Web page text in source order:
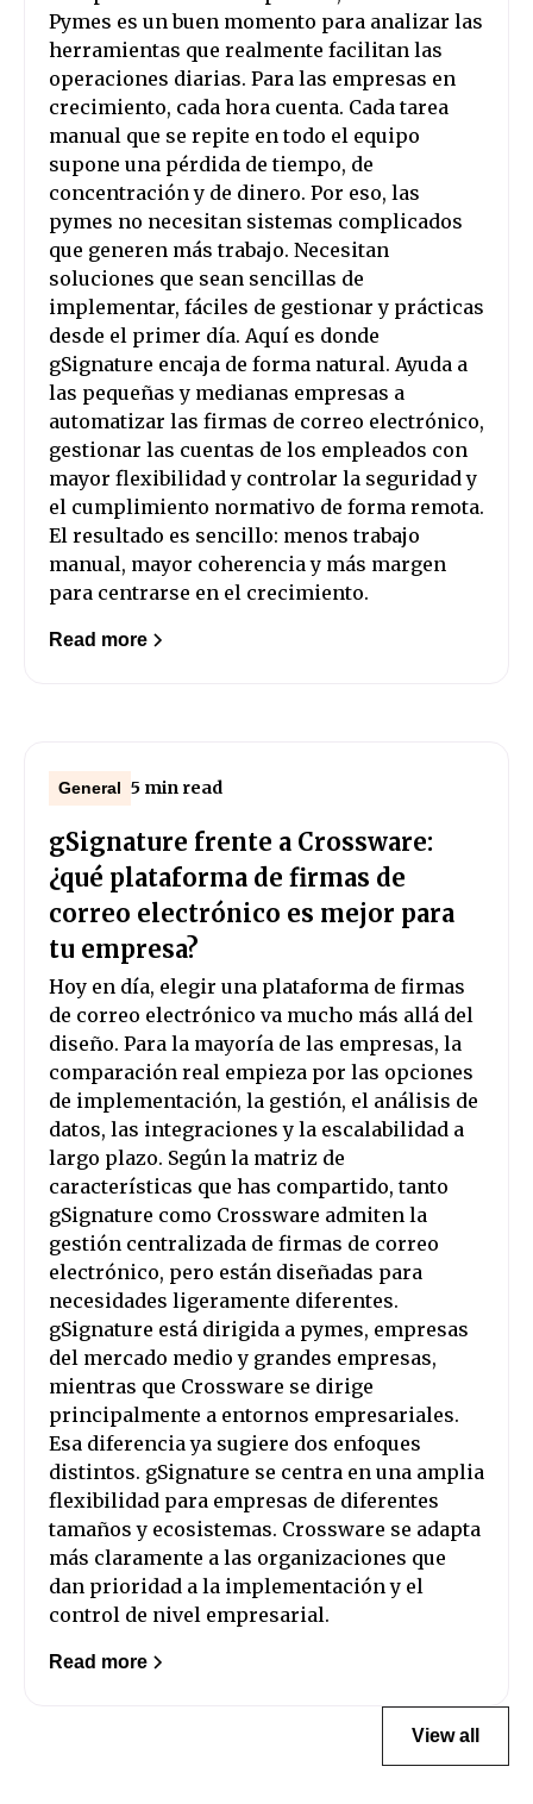
Pymes es un buen momento para analizar las
herramientas que realmente facilitan las
operaciones diarias. Para las empresas en
crecimiento, cada hora cuenta. Cada tarea
manual que se repite en todo el equipo
supone una pérdida de tiempo, de
concentración y de dinero. Por eso, las
pymes no necesitan sistemas complicados
que generen más trabajo. Necesitan
soluciones que sean sencillas de
implementar, fáciles de gestionar y prácticas
desde el primer día. Aquí es donde
gSignature encaja de forma natural. Ayuda a
las pequeñas y medianas empresas a
automatizar las firmas de correo electrónico,
gestionar las cuentas de los empleados con
mayor flexibilidad y controlar la seguridad y
el cumplimiento normativo de forma remota.
El resultado es sencillo: menos trabajo
manual, mayor coherencia y más margen
para centrarse en el crecimiento.
Read more
General 5 min read
gSignature frente a Crossware:
¿qué plataforma de firmas de
correo electrónico es mejor para
tu empresa?
Hoy en día, elegir una plataforma de firmas
de correo electrónico va mucho más allá del
diseño. Para la mayoría de las empresas, la
comparación real empieza por las opciones
de implementación, la gestión, el análisis de
datos, las integraciones y la escalabilidad a
largo plazo. Según la matriz de
características que has compartido, tanto
gSignature como Crossware admiten la
gestión centralizada de firmas de correo
electrónico, pero están diseñadas para
necesidades ligeramente diferentes.
gSignature está dirigida a pymes, empresas
del mercado medio y grandes empresas,
mientras que Crossware se dirige
principalmente a entornos empresariales.
Esa diferencia ya sugiere dos enfoques
distintos. gSignature se centra en una amplia
flexibilidad para empresas de diferentes
tamaños y ecosistemas. Crossware se adapta
más claramente a las organizaciones que
dan prioridad a la implementación y el
control de nivel empresarial.
Read more
View all